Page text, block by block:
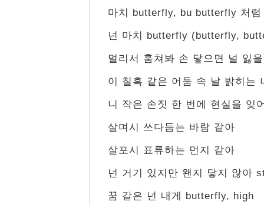
마치 butterfly, bu butterfly 처럼
넌 마치 butterfly (butterfly,
멀리서 훔쳐봐 손 닿으면 널 잃
이 칠흑 같은 어둠 속 날 밝히는
니 작은 손짓 한 번에 현실을 잊
살며시 쓰다듬는 바람 같아
살포시 표류하는 먼지 같아
넌 거기 있지만 왠지 닿지 않아
꿈 같은 넌 내게 butterfly, high